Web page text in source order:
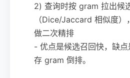
2) 查询时按 gram 拉出候
（Dice/Jaccard 相似度）
做二次精排
- 优点是候选召回快，缺
存 gram 倒排。